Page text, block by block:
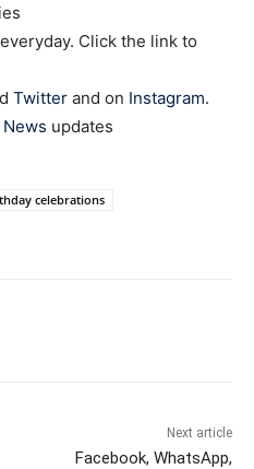
everyday. Click the link to
Twitter and on Instagram.
updates
celebrations
Next article
Facebook, WhatsApp,